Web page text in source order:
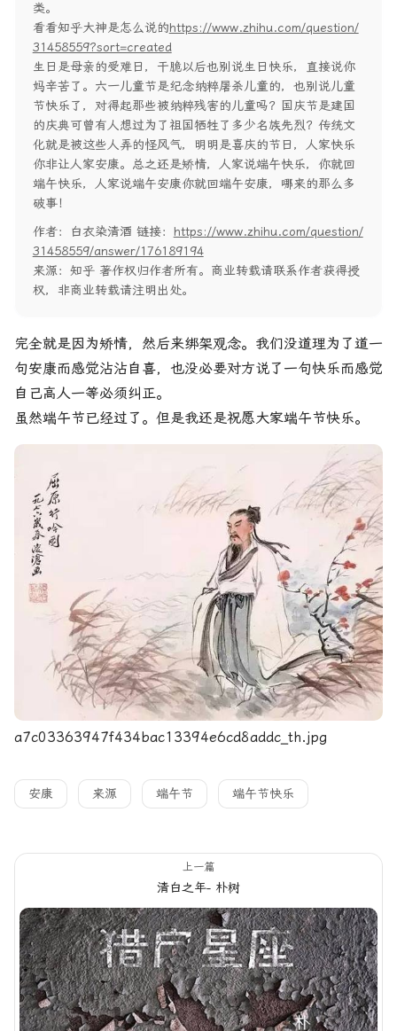
类。
看看知乎大神是怎么说的https://www.zhihu.com/question/
31458559?sort=created
生日是母亲的受难日，干脆以后也别说生日快乐，直接说你
妈辛苦了。六一儿童节是纪念纳粹屠杀儿童的，也别说儿童
节快乐了，对得起那些被纳粹残害的儿童吗？国庆节是建国
的庆典可曾有人想过为了祖国牺牲了多少名族先烈？传统文
化就是被这些人弄的怪风气，明明是喜庆的节日，人家快乐
你非让人家安康。总之还是矫情，人家说端午快乐，你就回
端午快乐，人家说端午安康你就回端午安康，哪来的那么多
破事！
作者：白衣染清酒 链接： https://www.zhihu.com/question/
31458559/answer/176189194
来源：知乎 著作权归作者所有。商业转载请联系作者获得授
权，非商业转载请注明出处。
完全就是因为矫情，然后来绑架观念。我们没道理为了道一
句安康而感觉沾沾自喜，也没必要对方说了一句快乐而感觉
自己高人一等必须纠正。
虽然端午节已经过了。但是我还是祝愿大家端午节快乐。
a7c03363947f434bac13394e6cd8addc_th.jpg
安康 来源 端午节 端午节快乐
上一篇
清白之年- 朴树